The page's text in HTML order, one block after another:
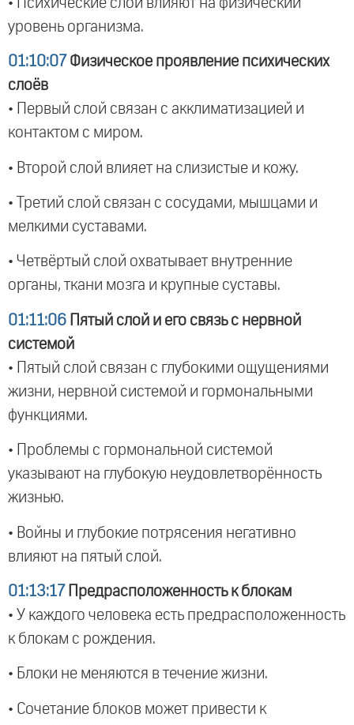
уровень организма.
01:10:07 Физическое проявление психических
слоёв
• Первый слой связан с акклиматизацией и
контактом с миром.
• Второй слой влияет на слизистые и кожу.
• Третий слой связан с сосудами, мышцами и
мелкими суставами.
• Четвёртый слой охватывает внутренние
органы, ткани мозга и крупные суставы.
01:11:06 Пятый слой и его связь с нервной
системой
• Пятый слой связан с глубокими ощущениями
жизни, нервной системой и гормональными
функциями.
• Проблемы с гормональной системой
указывают на глубокую неудовлетворённость
жизнью.
• Войны и глубокие потрясения негативно
влияют на пятый слой.
01:13:17 Предрасположенность к блокам
• У каждого человека есть предрасположенность
к блокам с рождения.
• Блоки не меняются в течение жизни.
• Сочетание блоков может привести к